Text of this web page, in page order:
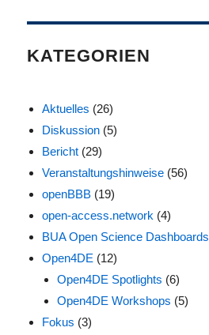
KATEGORIEN
Aktuelles (26)
Diskussion (5)
Bericht (29)
Veranstaltungshinweise (56)
openBBB (19)
open-access.network (4)
BUA Open Science Dashboards
Open4DE (12)
Open4DE Spotlights (6)
Open4DE Workshops (5)
Fokus (3)